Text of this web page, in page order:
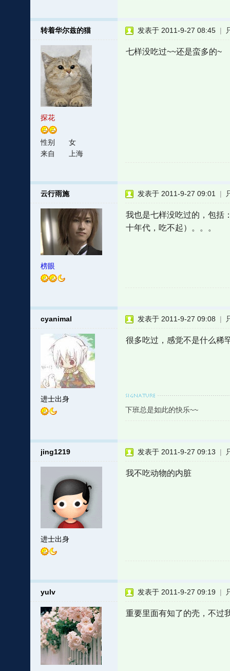
转着华尔兹的猫
探花
性别
女
来自
上海
发表于 2011-9-27 08:45 |
七样没吃过~~还是蛮多的~
云行雨施
榜眼
发表于 2011-9-27 09:01 |
我也是七样没吃过的，包括
十年代，吃不起）。。。
cyanimal
进士出身
发表于 2011-9-27 09:08 |
很多吃过，感觉不是什么稀
下班总是如此的快乐~~
jing1219
进士出身
发表于 2011-9-27 09:13 |
我不吃动物的内脏
yulv 发表于 2011-9-27 09:19 |
重要里面有知了的壳，不过